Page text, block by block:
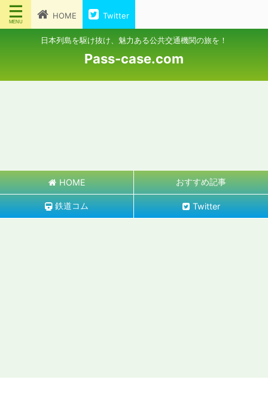
HOME Twitter
日本列島を駆け抜け、魅力ある公共交通機関の旅を！
Pass-case.com
HOME おすすめ記事
鉄道コム Twitter